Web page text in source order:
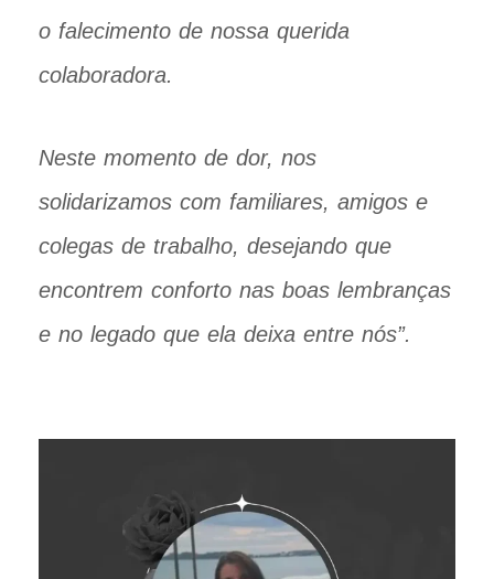
o falecimento de nossa querida
colaboradora.
Neste momento de dor, nos
solidarizamos com familiares, amigos e
colegas de trabalho, desejando que
encontrem conforto nas boas lembranças
e no legado que ela deixa entre nós”.